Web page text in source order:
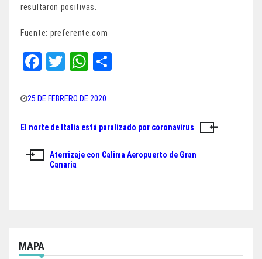
resultaron positivas.
Fuente: preferente.com
Fa
bo
ok
T
tt
er
W
ts
A
pp
25 DE FEBRERO DE 2020
Navegación
de
El norte de Italia está paralizado por coronavirus
Aterrizaje con Calima Aeropuerto de Gran
Canaria
MAPA